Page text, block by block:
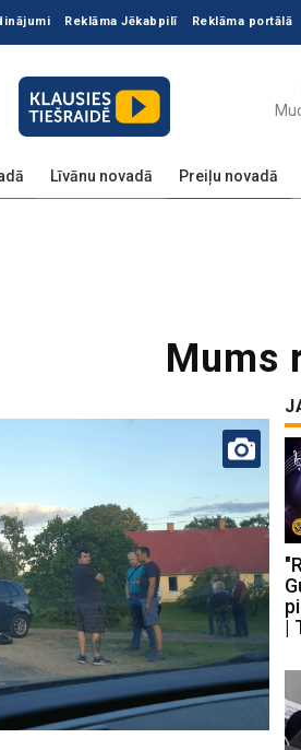
Reklāma Jēkabpilī Reklāma portālā
Līvānu novadā Preiļu novadā
Mums
|